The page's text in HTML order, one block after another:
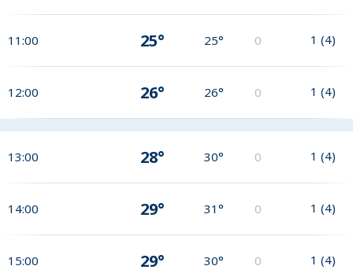
11:00 25° 25° 0 1 (4)
12:00 26° 26° 0 1 (4)
13:00 28° 30° 0 1 (4)
14:00 29° 31° 0 1 (4)
15:00 29° 30° 0 1 (4)